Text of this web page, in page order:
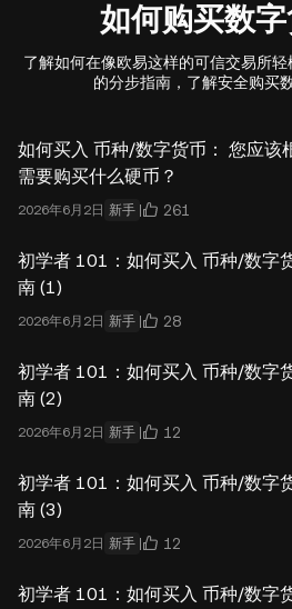
如何购买数
了解如何在像欧易这样的可信交易所
的分步指南，了解安全购买
如何买入 币种/数字货币： 您应该
需要购买什么硬币？
2026年6月2日 新手 261
初学者 101：如何买入 币种/数字
南 (1)
2026年6月2日 新手 28
初学者 101：如何买入 币种/数字
南 (2)
2026年6月2日 新手 12
初学者 101：如何买入 币种/数字
南 (3)
2026年6月2日 新手 12
初学者 101：如何买入 币种/数字